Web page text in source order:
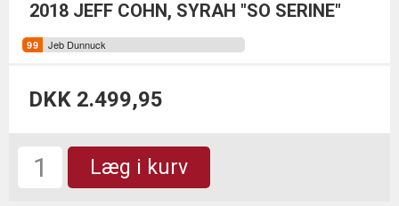
2018 JEFF COHN, SYRAH "SO SERINE"
Jeb Dunnuck
DKK 2.499,95
Læg i kurv